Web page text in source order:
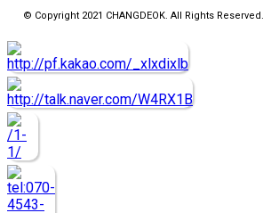
© Copyright 2021 CHANGDEOK. All Rights Reserved.